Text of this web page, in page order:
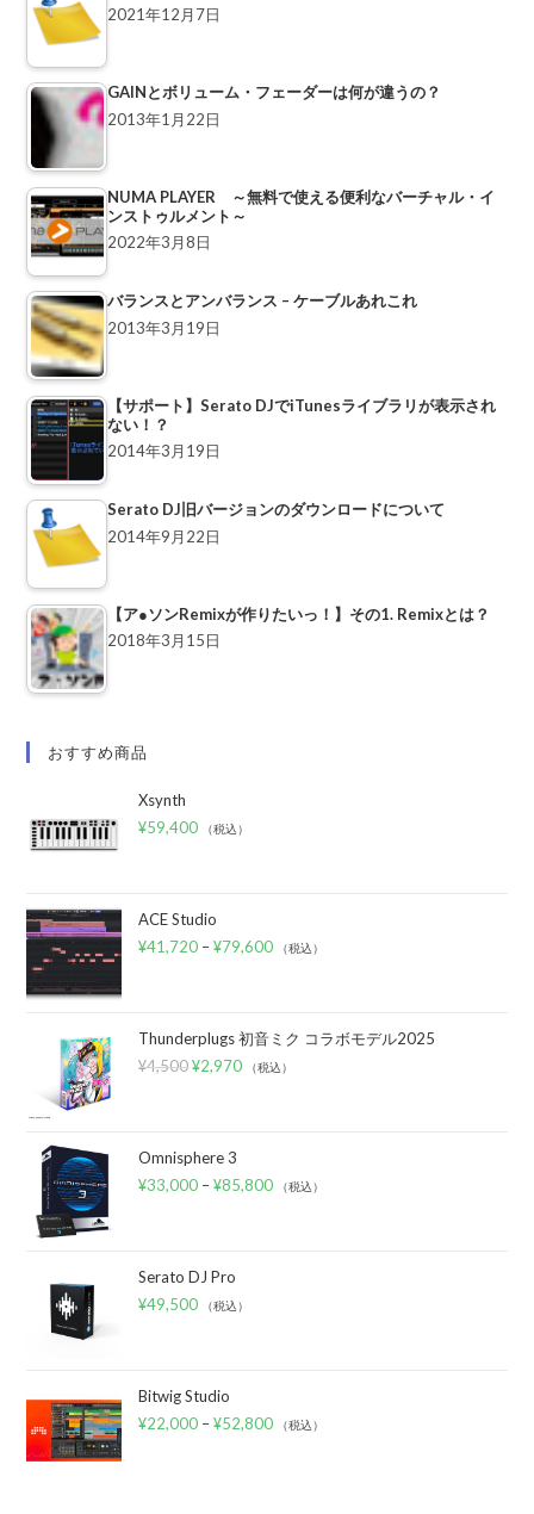
2021年12月7日
GAINとボリューム・フェーダーは何が違うの？
2013年1月22日
NUMA PLAYER ～無料で使える便利なバーチャル・イ
ンストゥルメント～
2022年3月8日
バランスとアンバランス – ケーブルあれこれ
2013年3月19日
【サポート】Serato DJでiTunesライブラリが表示され
ない！？
2014年3月19日
Serato DJ旧バージョンのダウンロードについて
2014年9月22日
【ア●ソンRemixが作りたいっ！】その1. Remixとは？
2018年3月15日
おすすめ商品
Xsynth
¥59,400 （税込）
ACE Studio
¥41,720 –¥79,600 （税込）
Thunderplugs 初音ミク コラボモデル2025
¥4,500 ¥2,970 （税込）
Omnisphere 3
¥33,000 –¥85,800 （税込）
Serato DJ Pro
¥49,500 （税込）
Bitwig Studio
¥22,000 –¥52,800 （税込）